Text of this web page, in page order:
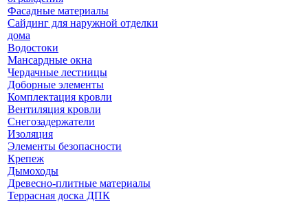
Фасадные материалы
Сайдинг для наружной отделки
дома
Водостоки
Мансардные окна
Чердачные лестницы
Доборные элементы
Комплектация кровли
Вентиляция кровли
Снегозадержатели
Изоляция
Элементы безопасности
Крепеж
Дымоходы
Древесно-плитные материалы
Террасная доска ДПК